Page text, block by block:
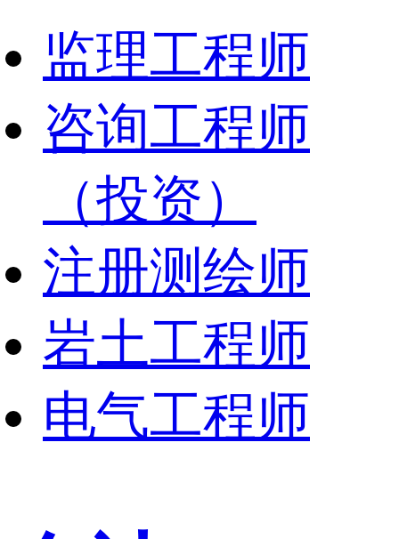
监理工程师
咨询工程师
（投资）
注册测绘师
岩土工程师
电气工程师